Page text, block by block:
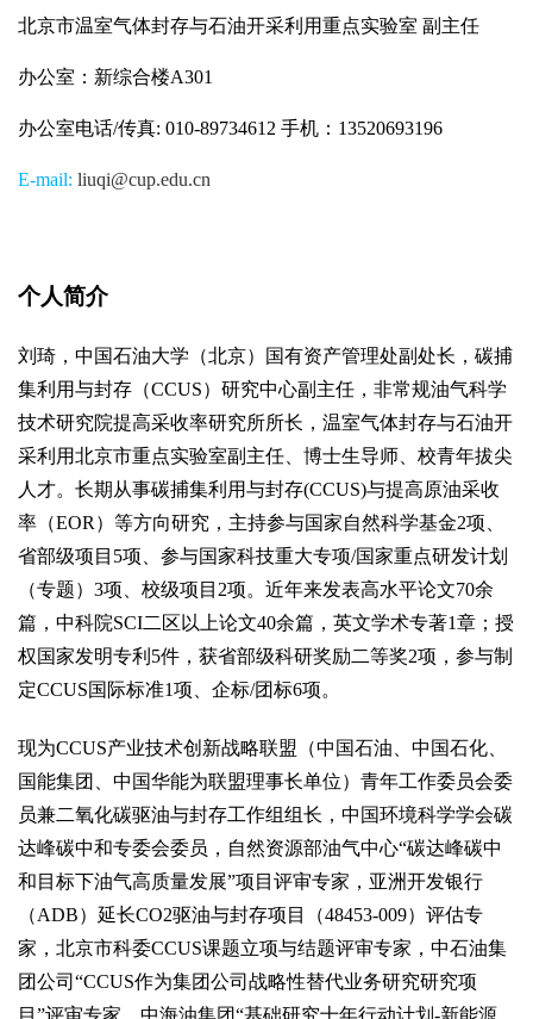
北京市温室气体封存与石油开采利用重点实验室 副主任
办公室：新综合楼A301
办公室电话/传真: 010-89734612 手机： 13520693196
E-mail: liuqi@cup.edu.cn
个人简介
刘琦，中国石油大学（北京）国有资产管理处副处长，碳捕
集利用与封存（CCUS）研究中心副主任，非常规油气科学
技术研究院提高采收率研究所所长，温室气体封存与石油开
采利用北京市重点实验室副主任、博士生导师、校青年拔尖
人才。长期从事碳捕集利用与封存(CCUS)与提高原油采收
率（EOR）等方向研究，主持参与国家自然科学基金2项、
省部级项目5项、参与国家科技重大专项/国家重点研发计划
（专题）3项、校级项目2项。近年来发表高水平论文70余
篇，中科院SCI二区以上论文40余篇，英文学术专著1章；授
权国家发明专利5件，获省部级科研奖励二等奖2项，参与制
定CCUS国际标准1项、企标/团标6项。
现为CCUS产业技术创新战略联盟（中国石油、中国石化、
国能集团、中国华能为联盟理事长单位）青年工作委员会委
员兼二氧化碳驱油与封存工作组组长，中国环境科学学会碳
达峰碳中和专委会委员，自然资源部油气中心“碳达峰碳中
和目标下油气高质量发展”项目评审专家，亚洲开发银行
（ADB）延长CO2驱油与封存项目（48453-009）评估专
家，北京市科委CCUS课题立项与结题评审专家，中石油集
团公司“CCUS作为集团公司战略性替代业务研究研究项
目”评审专家，中海油集团“基础研究十年行动计划-新能源